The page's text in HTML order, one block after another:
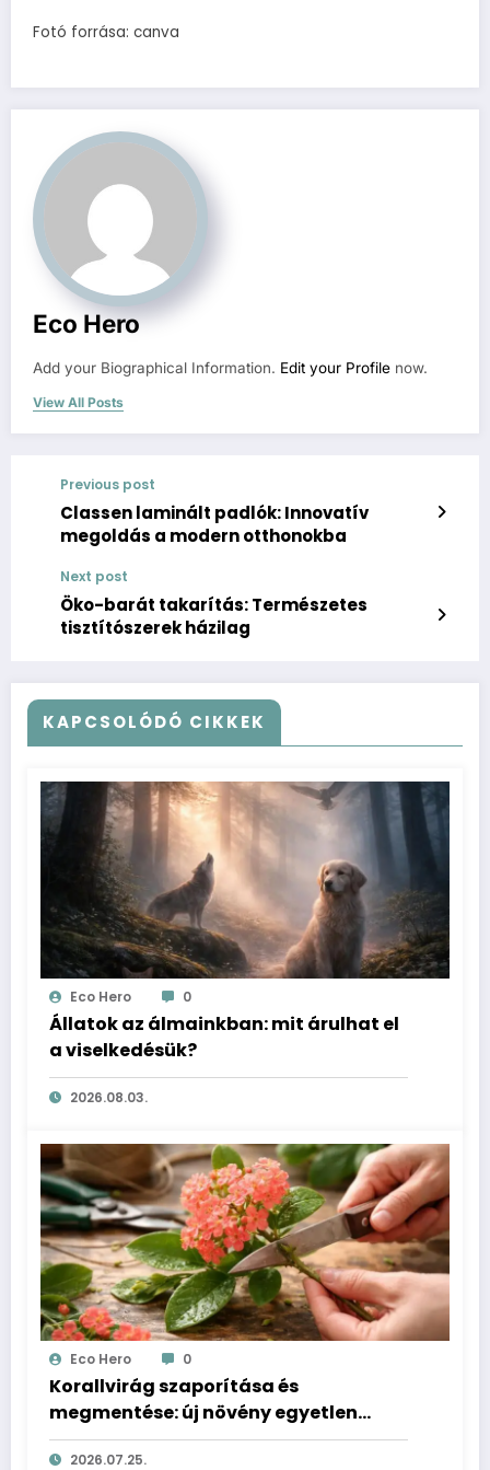
Fotó forrása: canva
Eco Hero
Add your Biographical Information. Edit your Profile now.
View All Posts
Previous post
Classen laminált padlók: Innovatív
megoldás a modern otthonokba
Next post
Öko-barát takarítás: Természetes
tisztítószerek házilag
KAPCSOLÓDÓ CIKKEK
Eco Hero 0
Állatok az álmainkban: mit árulhat el
a viselkedésük?
2026.08.03.
Eco Hero 0
Korallvirág szaporítása és
megmentése: új növény egyetlen
hajtásból
2026.07.25.